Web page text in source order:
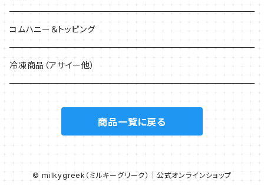
40g
200g
コムハニー＆トッピング
冷凍商品（アサイー他）
商品一覧に戻る
© milkygreek（ミルキーグリーク）｜公式オンラインショップ